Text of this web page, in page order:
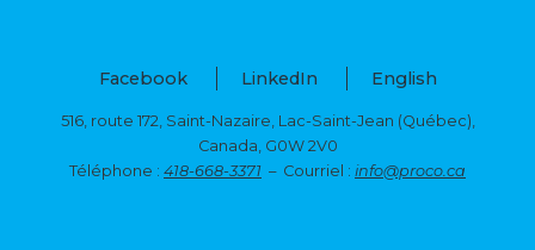
Facebook LinkedIn English
516, route 172, Saint-Nazaire, Lac-Saint-Jean (Québec),
Canada, G0W 2V0
Téléphone : 418-668-3371 – Courriel : info@proco.ca